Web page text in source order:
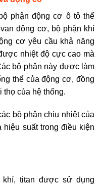
phận động cơ ô tô thể
động cơ, bộ phận khí
cơ yêu cầu khả năng
nhiệt độ cực cao mà
bộ phận này được làm
thể của động cơ, đồng
của hệ thống.
bộ phận chịu nhiệt của
suất trong điều kiện
khí, titan được sử dụng